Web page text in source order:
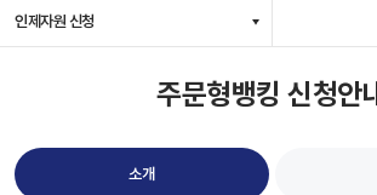
인제자원 신청
주문형뱅킹 신청안
소개